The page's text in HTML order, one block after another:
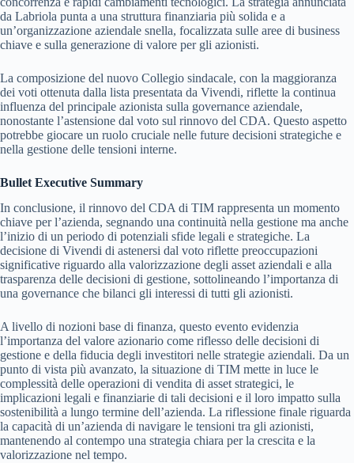
da Labriola punta a una struttura finanziaria più solida e a
un’organizzazione aziendale snella, focalizzata sulle aree di business
chiave e sulla generazione di valore per gli azionisti.
La composizione del nuovo Collegio sindacale, con la maggioranza
dei voti ottenuta dalla lista presentata da Vivendi, riflette la continua
influenza del principale azionista sulla governance aziendale,
nonostante l’astensione dal voto sul rinnovo del CDA. Questo aspetto
potrebbe giocare un ruolo cruciale nelle future decisioni strategiche e
nella gestione delle tensioni interne.
Bullet Executive Summary
In conclusione, il rinnovo del CDA di TIM rappresenta un momento
chiave per l’azienda, segnando una continuità nella gestione ma anche
l’inizio di un periodo di potenziali sfide legali e strategiche. La
decisione di Vivendi di astenersi dal voto riflette preoccupazioni
significative riguardo alla valorizzazione degli asset aziendali e alla
trasparenza delle decisioni di gestione, sottolineando l’importanza di
una governance che bilanci gli interessi di tutti gli azionisti.
A livello di nozioni base di finanza, questo evento evidenzia
l’importanza del valore azionario come riflesso delle decisioni di
gestione e della fiducia degli investitori nelle strategie aziendali. Da un
punto di vista più avanzato, la situazione di TIM mette in luce le
complessità delle operazioni di vendita di asset strategici, le
implicazioni legali e finanziarie di tali decisioni e il loro impatto sulla
sostenibilità a lungo termine dell’azienda. La riflessione finale riguarda
la capacità di un’azienda di navigare le tensioni tra gli azionisti,
mantenendo al contempo una strategia chiara per la crescita e la
valorizzazione nel tempo.